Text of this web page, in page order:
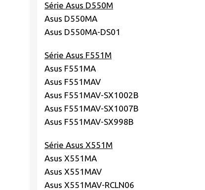
Série Asus D550M
Asus D550MA
Asus D550MA-DS01
Série Asus F551M
Asus F551MA
Asus F551MAV
Asus F551MAV-SX1002B
Asus F551MAV-SX1007B
Asus F551MAV-SX998B
Série Asus X551M
Asus X551MA
Asus X551MAV
Asus X551MAV-RCLN06